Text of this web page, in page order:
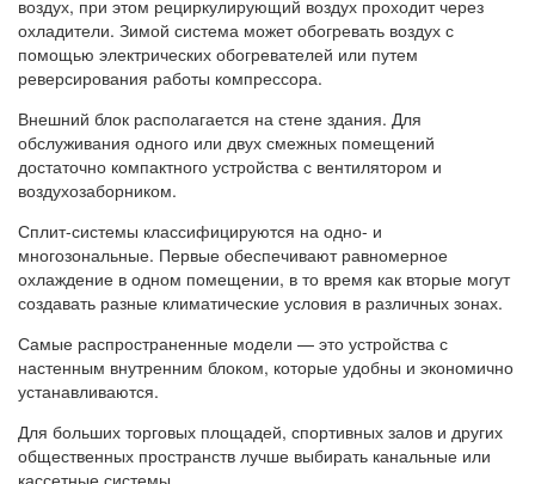
воздух, при этом рециркулирующий воздух проходит через
охладители. Зимой система может обогревать воздух с
помощью электрических обогревателей или путем
реверсирования работы компрессора.
Внешний блок располагается на стене здания. Для
обслуживания одного или двух смежных помещений
достаточно компактного устройства с вентилятором и
воздухозаборником.
Сплит-системы классифицируются на одно- и
многозональные. Первые обеспечивают равномерное
охлаждение в одном помещении, в то время как вторые могут
создавать разные климатические условия в различных зонах.
Самые распространенные модели — это устройства с
настенным внутренним блоком, которые удобны и экономично
устанавливаются.
Для больших торговых площадей, спортивных залов и других
общественных пространств лучше выбирать канальные или